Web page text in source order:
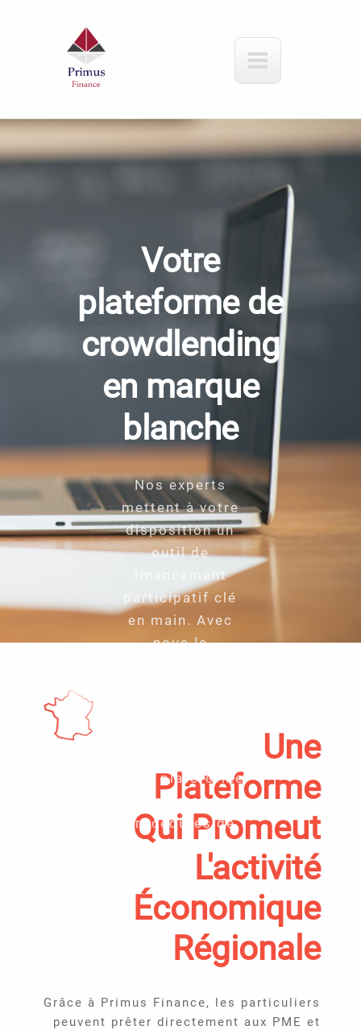
Votre
plateforme de
crowdlending
en marque
blanche
Nos experts
mettent à votre
disposition un
outil de
financement
participatif clé
en main. Avec
nous le
votre plate­forme
de prêts et vos
procédures de
financement.
Une
Plateforme
Qui Promeut
L'activité
Économique
Régionale
Grâce à Primus Finance, les particuliers
peuvent prêter directement aux PME et